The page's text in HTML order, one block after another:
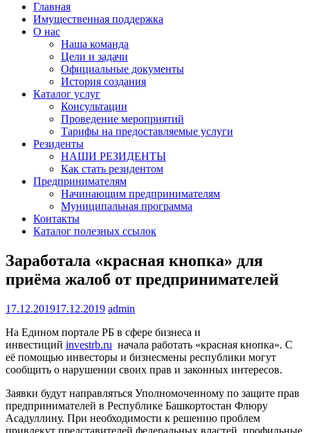
Главная
Имущественная поддержка
О нас
Наша команда
Цели и задачи
Официальные документы
История создания
Каталог услуг
Консультации
Проведение мероприятий
Тарифы на предоставляемые услуги
Резиденты
НАШИ РЕЗИДЕНТЫ
Как стать резидентом
Предпринимателям
Начинающим предпринимателям
Муниципальная программа
Контакты
Каталог полезных ссылок
Заработала «красная кнопка» для
приёма жалоб от предпринимателей
17.12.201917.12.2019 admin
На Едином портале РБ в сфере бизнеса и
инвестиций investrb.ru начала работать «красная кнопка». С
её помощью инвесторы и бизнесмены республики могут
сообщить о нарушении своих прав и законных интересов.
Заявки будут направляться Уполномоченному по защите прав
предпринимателей в Республике Башкортостан Флюру
Асадуллину. При необходимости к решению проблем
привлекут представителей федеральных властей, профильные